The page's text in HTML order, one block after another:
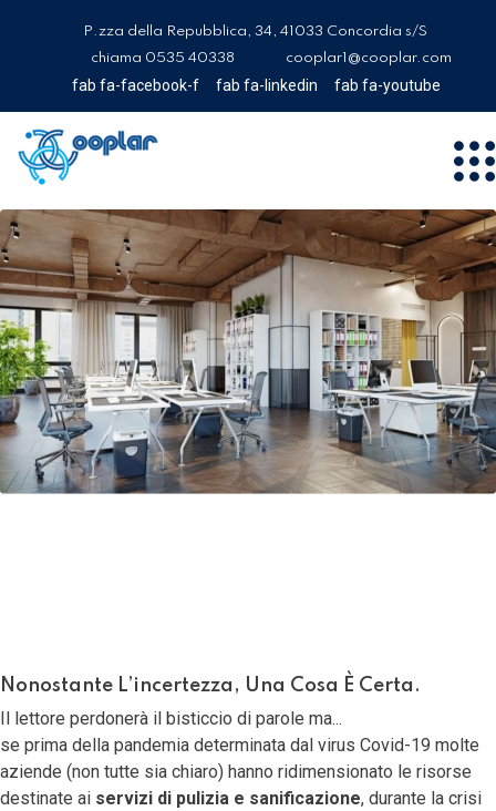
P.zza della Repubblica, 34, 41033 Concordia s/S
chiama 0535 40338
cooplar1@cooplar.com
fab fa-facebook-f fab fa-linkedin fab fa-youtube
Nonostante L’incertezza, Una Cosa È Certa.
Il lettore perdonerà il bisticcio di parole ma...
se prima della pandemia determinata dal virus Covid-19 molte
aziende (non tutte sia chiaro) hanno ridimensionato le risorse
destinate ai servizi di pulizia e sanificazione, durante la crisi